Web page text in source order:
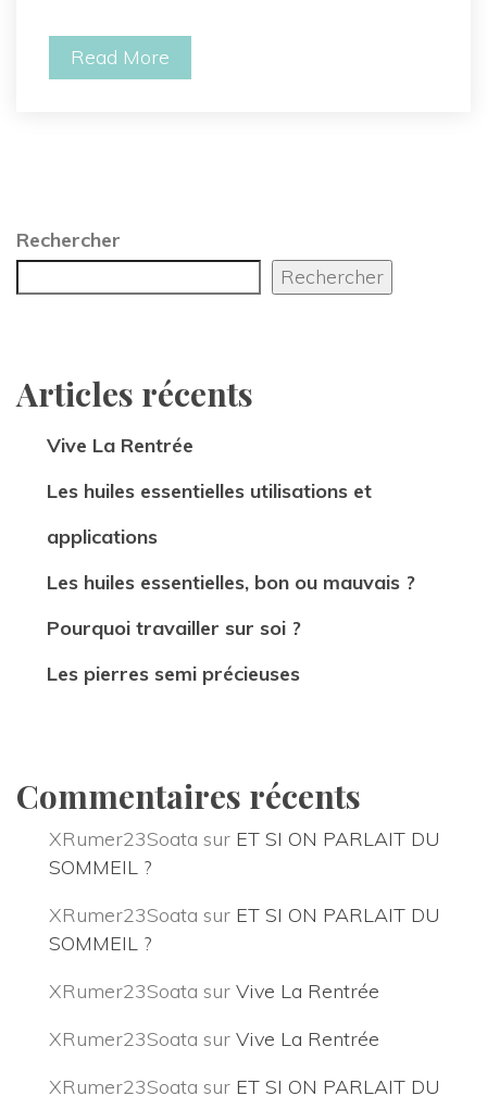
Read More
Rechercher
Rechercher
Articles récent
Vive La Rentrée
Les huiles essentielles utilisations et
application
Les huiles essentielles, bon ou mauvais ?
Pourquoi travailler sur soi ?
Les pierres semi précieuse
Commentaires récent
XRumer23Soata sur ET SI ON PARLAIT DU
SOMMEIL ?
XRumer23Soata sur ET SI ON PARLAIT DU
SOMMEIL ?
XRumer23Soata sur Vive La Rentrée
XRumer23Soata sur Vive La Rentrée
XRumer23Soata sur ET SI ON PARLAIT DU